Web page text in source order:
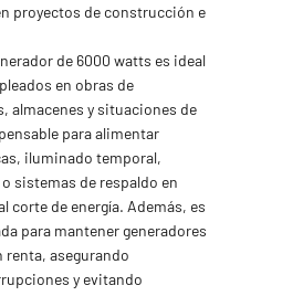
proyectos de construcción e
de 6000 watts es ideal
en obras de
almacenes y situaciones de
para alimentar
iluminado temporal,
sistemas de respaldo en
corte de energía. Además, es
para mantener generadores
renta, asegurando
y evitando